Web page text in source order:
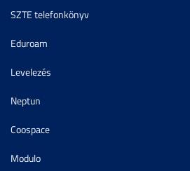
SZTE telefonkönyv
Eduroam
Levelezés
Neptun
Coospace
Modulo